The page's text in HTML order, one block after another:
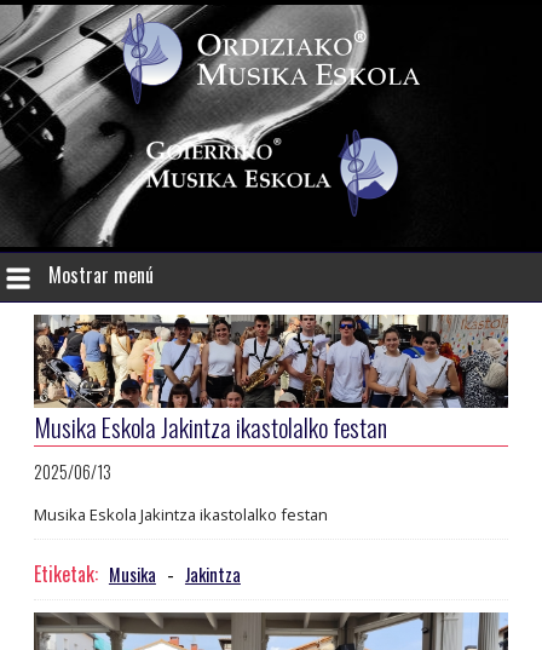
Mostrar menú
Musika Eskola Jakintza ikastolalko festan
2025/06/13
Musika Eskola Jakintza ikastolalko festan
Etiketak: Musika - Jakintza